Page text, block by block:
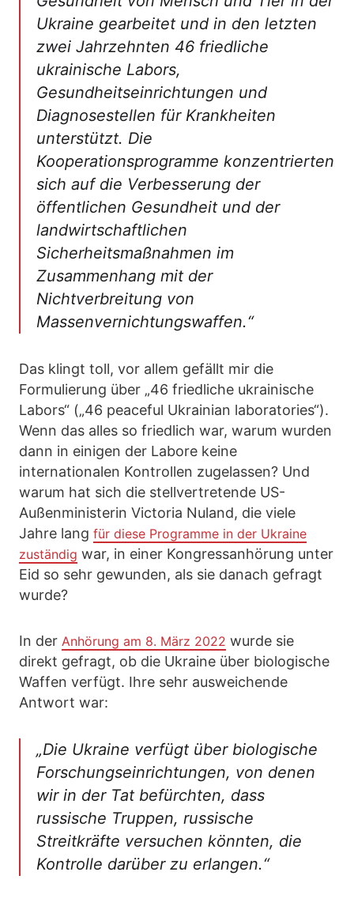
Ukraine gearbeitet und in den letzten
zwei Jahrzehnten 46 friedliche
ukrainische Labors,
Gesundheitseinrichtungen und
Diagnosestellen für Krankheiten
unterstützt. Die
Kooperationsprogramme konzentrierten
sich auf die Verbesserung der
öffentlichen Gesundheit und der
landwirtschaftlichen
Sicherheitsmaßnahmen im
Zusammenhang mit der
Nichtverbreitung von
Massenvernichtungswaffen.“
Das klingt toll, vor allem gefällt mir die
Formulierung über „46 friedliche ukrainische
Labors“ („46 peaceful Ukrainian laboratories“).
Wenn das alles so friedlich war, warum wurden
dann in einigen der Labore keine
internationalen Kontrollen zugelassen? Und
warum hat sich die stellvertretende US-
Außenministerin Victoria Nuland, die viele
Jahre lang für diese Programme in der Ukraine
zuständig war, in einer Kongressanhörung unter
Eid so sehr gewunden, als sie danach gefragt
wurde?
In der Anhörung am 8. März 2022 wurde sie
direkt gefragt, ob die Ukraine über biologische
Waffen verfügt. Ihre sehr ausweichende
Antwort war:
„Die Ukraine verfügt über biologische
Forschungseinrichtungen, von denen
wir in der Tat befürchten, dass
russische Truppen, russische
Streitkräfte versuchen könnten, die
Kontrolle darüber zu erlangen.“